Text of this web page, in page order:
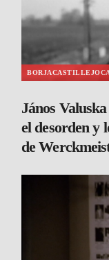
János
el desorden y
de